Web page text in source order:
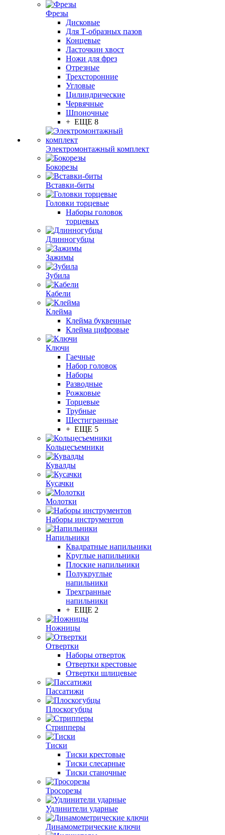
Фрезы
Дисковые
Для Т-образных пазов
Концевые
Ласточкин хвост
Ножи для фрез
Отрезные
Трехсторонние
Угловые
Цилиндрические
Червячные
Шпоночные
+ ЕЩЕ 8
Электромонтажный комплект
Бокорезы
Вставки-биты
Головки торцевые
Наборы головок
торцевых
Длинногубцы
Зажимы
Зубила
Кабели
Клейма
Клейма буквенные
Клейма цифровые
Ключи
Гаечные
Набор головок
Наборы
Разводные
Рожковые
Торцевые
Трубные
Шестигранные
+ ЕЩЕ 5
Кольцесъемники
Кувалды
Кусачки
Молотки
Наборы инструментов
Напильники
Квадратные напильники
Круглые напильники
Плоские напильники
Полукруглые
напильники
Трехгранные
напильники
+ ЕЩЕ 2
Ножницы
Отвертки
Наборы отверток
Отвертки крестовые
Отвертки шлицевые
Пассатижи
Плоскогубцы
Стрипперы
Тиски
Тиски крестовые
Тиски слесарные
Тиски станочные
Тросорезы
Удлинители ударные
Динамометрические ключи